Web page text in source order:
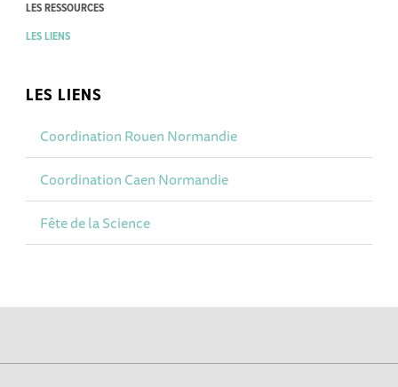
LES RESSOURCES
LES LIENS
LES LIENS
Coordination Rouen Normandie
Coordination Caen Normandie
Fête de la Science